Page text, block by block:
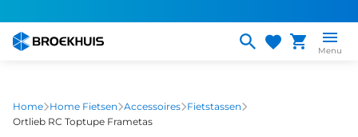
naar
gaan
Menu
Home Home Fietsen Accessoires Fietstassen
Ortlieb RC Toptupe Frametas